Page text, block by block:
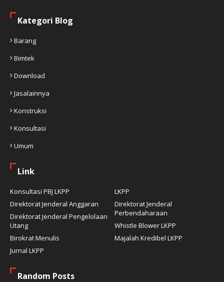
Kategori Blog
Barang
Bimtek
Download
Jasalainnya
Konstruksi
Konsultasi
Umum
Link
Konsultasi PBJ LKPP
LKPP
Direktorat Jenderal Anggaran
Direktorat Jenderal
Perbendaharaan
Direktorat Jenderal Pengelolaan
Utang
Whistle Blower LKPP
Birokrat Menulis
Majalah Kredibel LKPP
Jurnal LKPP
Random Posts